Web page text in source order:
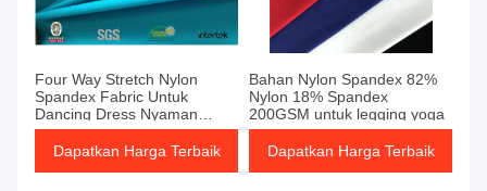
Four Way Stretch Nylon
Spandex Fabric Untuk
Dancing Dress Nyaman
Handfeel Lembut
Dapatkan Harga Terbaik
Bahan Nylon Spandex 82%
Nylon 18% Spandex
200GSM untuk legging yoga
Dapatkan Harga Terbaik